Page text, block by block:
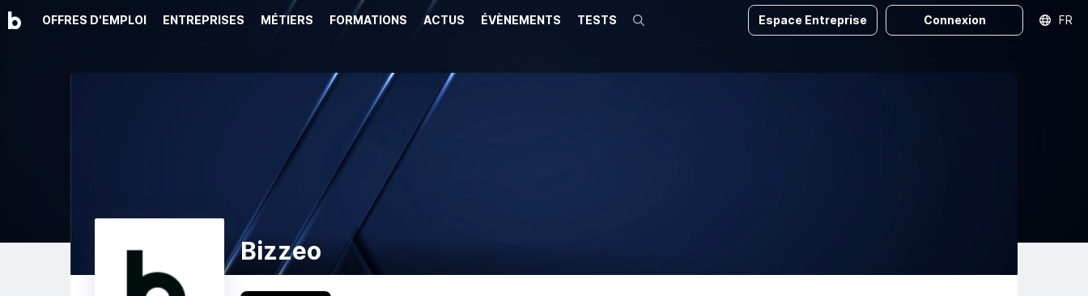
OFFRES D'EMPLOI ENTREPRISES MÉTIERS FORMATIONS ACTUS ÉVÈNEMENTS TESTS Recherche Espace Entreprise Connexion FR
Bizzeo